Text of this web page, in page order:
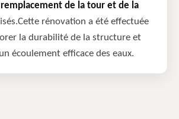
remplacement de la tour et de la
rénovation a été effectuée
la durabilité de la structure et
écoulement efficace des eaux.